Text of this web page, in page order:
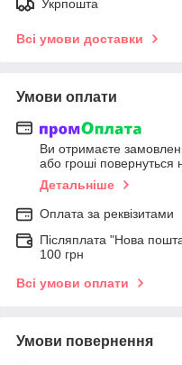
Укрпошта
Всі умови доставки
Умови оплати
Ви отримаєте
або гроші повернуться
Детальніше
Оплата за реквізитами
Післяплата "Нова
100 грн
Всі умови оплати
Умови повернення